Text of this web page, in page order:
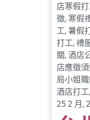
店寒假
徵, 寒假
工, 暑假
打工, 禮
關, 酒店
店應徵
局小姐
酒店打工,
25 2 月,